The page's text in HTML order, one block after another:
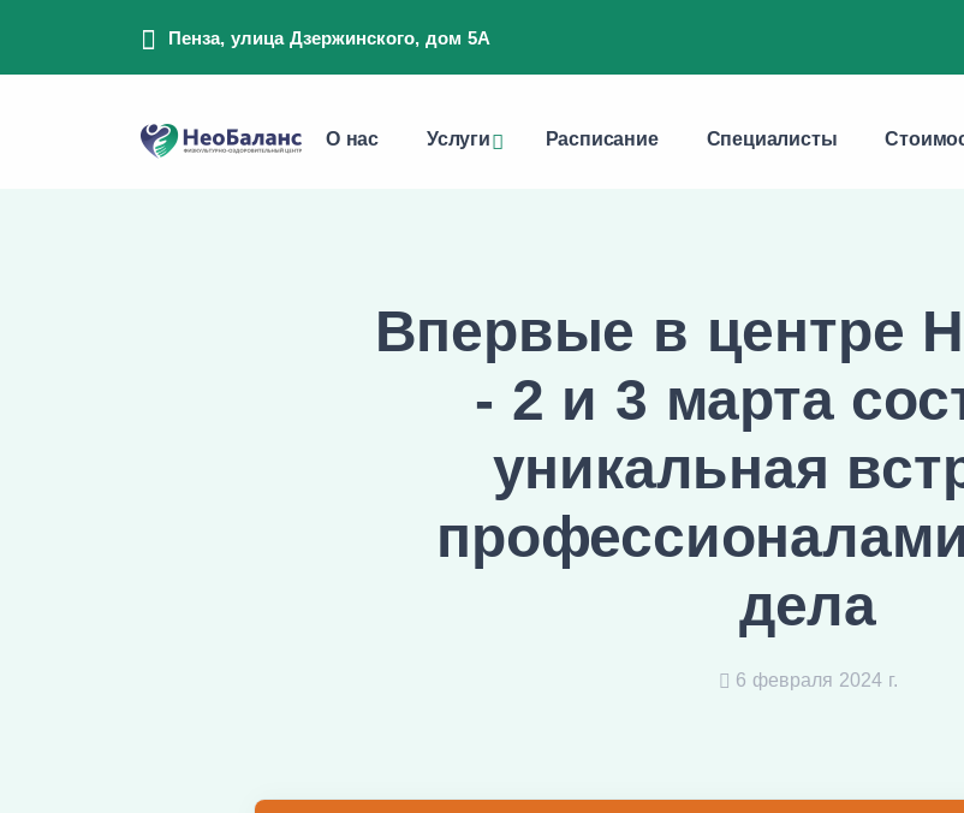
Пенза, улица Дзержинского, дом 5А
О нас Услуги Расписание Специалисты
Впервые в центре
- 2 и 3 марта
уникальная
дела
6 февраля 2024 г.